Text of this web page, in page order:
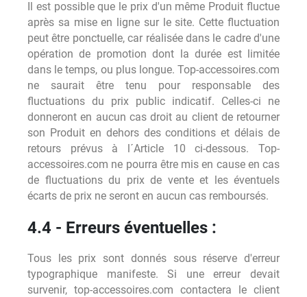
Il est possible que le prix d'un même Produit fluctue
après sa mise en ligne sur le site. Cette fluctuation
peut être ponctuelle, car réalisée dans le cadre d'une
opération de promotion dont la durée est limitée
dans le temps, ou plus longue. Top-accessoires.com
ne saurait être tenu pour responsable des
fluctuations du prix public indicatif. Celles-ci ne
donneront en aucun cas droit au client de retourner
son Produit en dehors des conditions et délais de
retours prévus à l´Article 10 ci-dessous. Top-
accessoires.com ne pourra être mis en cause en cas
de fluctuations du prix de vente et les éventuels
écarts de prix ne seront en aucun cas remboursés.
4.4 - Erreurs éventuelles :
Tous les prix sont donnés sous réserve d'erreur
typographique manifeste. Si une erreur devait
survenir, top-accessoires.com contactera le client